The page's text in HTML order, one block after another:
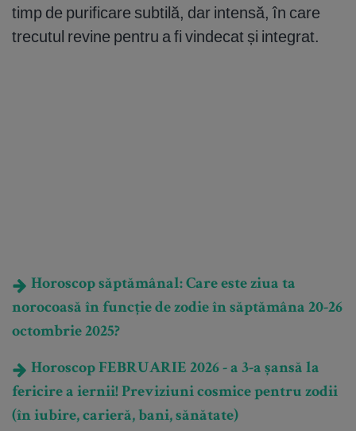
timp de purificare subtilă, dar intensă, în care
trecutul revine pentru a fi vindecat și integrat.
Horoscop săptămânal: Care este ziua ta
norocoasă în funcție de zodie în săptămâna 20-26
octombrie 2025?
Horoscop FEBRUARIE 2026 - a 3-a șansă la
fericire a iernii! Previziuni cosmice pentru zodii
(în iubire, carieră, bani, sănătate)